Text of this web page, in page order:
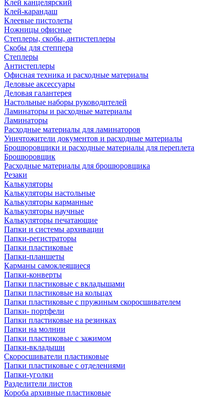
Клей канцелярский
Клей-карандаш
Клеевые пистолеты
Ножницы офисные
Степлеры, скобы, антистеплеры
Скобы для степпера
Степлеры
Антистеплеры
Офисная техника и расходные материалы
Деловые аксессуары
Деловая галантерея
Настольные наборы руководителей
Ламинаторы и расходные материалы
Ламинаторы
Расходные материалы для ламинаторов
Уничтожители документов и расходные материалы
Брошюровщики и расходные материалы для переплета
Брошюровщик
Расходные материалы для брошюровщика
Резаки
Калькуляторы
Калькуляторы настольные
Калькуляторы карманные
Калькуляторы научные
Калькуляторы печатающие
Папки и системы архивации
Папки-регистраторы
Папки пластиковые
Папки-планшеты
Карманы самоклеящиеся
Папки-конверты
Папки пластиковые с вкладышами
Папки пластиковые на кольцах
Папки пластиковые с пружиным скоросшивателем
Папки- портфели
Папки пластиковые на резинках
Папки на молнии
Папки пластиковые с зажимом
Папки-вкладыши
Скоросшиватели пластиковые
Папки пластиковые с отделениями
Папки-уголки
Разделители листов
Короба архивные пластиковые